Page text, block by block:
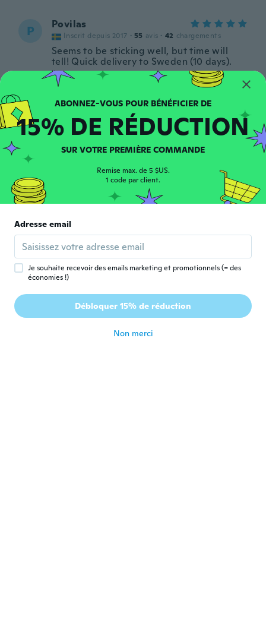
P Povilas
Inscrit depuis 2017 · 55 avis · 42 chargements
Seems to be sticking well, but time will
tell! Quick delivery to Sweden (10 days).
il y a 2 ans
Inscrit depuis 2017 · 44 avis
C Cecilia
Inscrit depuis 2017 · 228 avis
il y a 2 ans
H Heidi
Inscrit depuis 2020 · 49 avis · 2 chargements
Kleben super
15% DE RÉDUCTION
SUR VOTRE PREMIÈRE COMMANDE
Remise max. de 5 $US.
1 code par client.
Adresse email
Je souhaite recevoir des emails marketing et promotionnels (= des
économies !)
Débloquer 15% de réduction
Non merci